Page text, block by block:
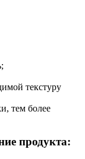
текстуру
тем более
продукта: